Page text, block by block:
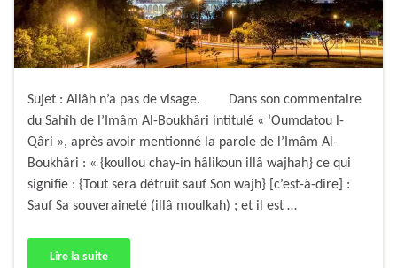
Sujet : Allâh n’a pas de visage. Dans son commentaire
du Sahîh de l’Imâm Al-Boukhâri intitulé « ‘Oumdatou l-
Qâri », après avoir mentionné la parole de l’Imâm Al-
Boukhâri : « {koullou chay-in hâlikoun illâ wajhah} ce qui
signifie : {Tout sera détruit sauf Son wajh} [c’est-à-dire] :
Sauf Sa souveraineté (illâ moulkah) ; et il est …
Lire la suite